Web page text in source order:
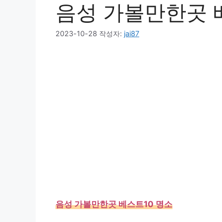
음성 가볼만한곳
2023-10-28 작성자: jai87
음성 가볼만한곳 베스트10 명소